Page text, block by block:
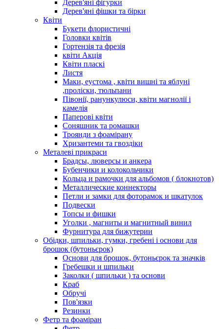
Дерев'яні фігурки
Дерев'яні фішки та бірки
Квіти
Букети флористичні
Головки квітів
Гортензія та фрезія
квіти Акція
Квіти пласкі
Листя
Маки, еустома , квіти вишні та яблуні
,проліски, тюльпани
Півонії, ранункулюси, квіти магнолії і
камелія
Паперові квіти
Соняшник та ромашки
Троянди з фоамірану
Хризантеми та гвоздіки
Металеві прикраси
Брадсы, люверсы и анкера
Бубенчики и колокольчики
Кольца и рамочки для альбомов ( блокнотов)
Металлические коннекторы
Петли и замки для фоторамок и шкатулок
Подвески
Топсы и фишки
Уголки , магниты и магнитный винил
Фурнитура для бижутерии
Обідки, шпильки, гумки, гребені і основи для
брошок (бутоньєрок)
Основи для брошок, бутоньєрок та значків
Гребешки и шпильки
Заколки ( шпильки ) та основи
Краб
Обручі
Пов'язки
Резинки
Фетр та фоаміран